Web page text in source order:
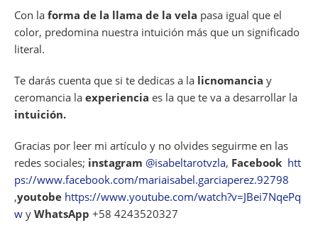
Con la forma de la llama de la vela pasa igual que el
color, predomina nuestra intuición más que un significado
literal.
Te darás cuenta que si te dedicas a la licnomancia y
ceromancia la experiencia es la que te va a desarrollar la
intuición.
Gracias por leer mi artículo y no olvides seguirme en las
redes sociales; instagram @isabeltarotvzla, Facebook htt
ps://www.facebook.com/mariaisabel.garciaperez.92798
,youtobe https://www.youtube.com/watch?v=JBei7NqePq
w y WhatsApp +58 4243520327